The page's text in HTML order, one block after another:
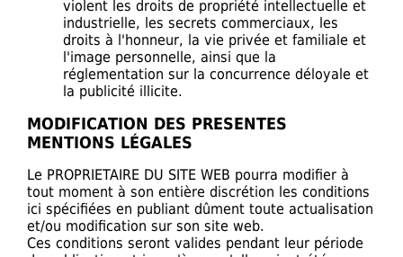
violent les droits de propriété intellectuelle et
industrielle, les secrets commerciaux, les
droits à l'honneur, la vie privée et familiale et
l'image personnelle, ainsi que la
réglementation sur la concurrence déloyale et
la publicité illicite.
MODIFICATION DES PRESENTES
MENTIONS LÉGALES
Le PROPRIETAIRE DU SITE WEB pourra modifier à
tout moment à son entière discrétion les conditions
ici spécifiées en publiant dûment toute actualisation
et/ou modification sur son site web.
Ces conditions seront valides pendant leur période